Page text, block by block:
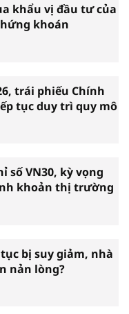
khẩu vị đầu tư của
khoán
trái phiếu Chính
tục duy trì quy mô
số VN30, kỳ vọng
khoản thị trường
bị suy giảm, nhà
nản lòng?